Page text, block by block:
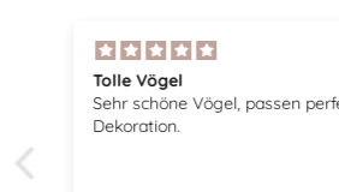
Tolle Vögel
Sehr schöne Vögel, passen
Dekoration.